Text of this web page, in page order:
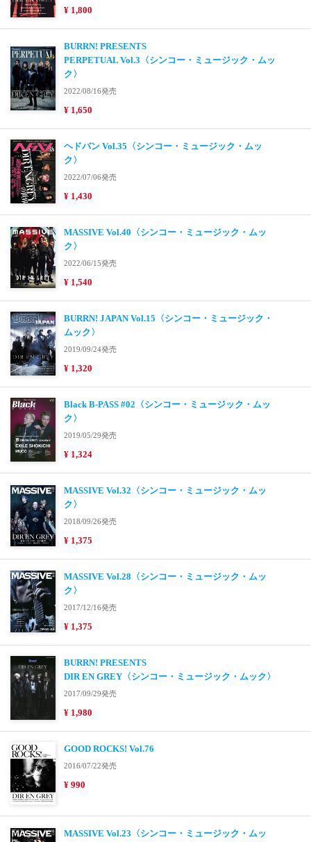
¥ 1,800
BURRN! PRESENTS
PERPETUAL Vol.3〈シンコー・ミュージック・ムッ
ク〉
2022/08/16発売
¥ 1,650
ヘドバン Vol.35〈シンコー・ミュージック・ムッ
ク〉
2022/07/06発売
¥ 1,430
MASSIVE Vol.40〈シンコー・ミュージック・ムッ
ク〉
2022/06/15発売
¥ 1,540
BURRN! JAPAN Vol.15〈シンコー・ミュージック・
ムック〉
2019/09/24発売
¥ 1,320
Black B-PASS #02〈シンコー・ミュージック・ムッ
ク〉
2019/05/29発売
¥ 1,324
MASSIVE Vol.32〈シンコー・ミュージック・ムッ
ク〉
2018/09/26発売
¥ 1,375
MASSIVE Vol.28〈シンコー・ミュージック・ムッ
ク〉
2017/12/16発売
¥ 1,375
BURRN! PRESENTS
DIR EN GREY〈シンコー・ミュージック・ムック〉
2017/09/29発売
¥ 1,980
GOOD ROCKS! Vol.76
2016/07/22発売
¥ 990
MASSIVE Vol.23〈シンコー・ミュージック・ムッ